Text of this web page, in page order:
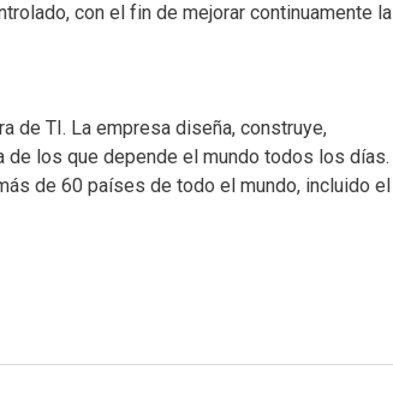
con el fin de mejorar continuamente la
de TI. La empresa diseña, construye,
los que depende el mundo todos los días.
de 60 países de todo el mundo, incluido el